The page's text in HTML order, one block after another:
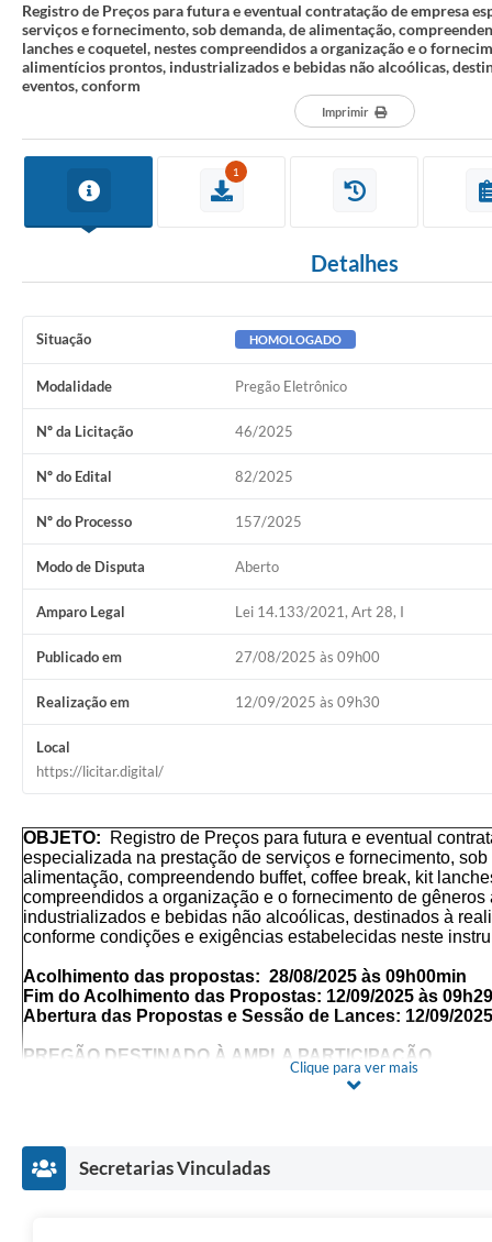
Registro de Preços para futura e eventual contratação de empresa
serviços e fornecimento, sob demanda, de alimentação,
lanches e coquetel, nestes compreendidos a organização e o
alimentícios prontos, industrializados e bebidas não alcoólicas,
eventos, conform
Imprimir
1
Detalhes
Situação HOMOLOGADO
Modalidade Pregão Eletrônico
Nº da Licitação 46/2025
Nº do Edital 82/2025
Nº do Processo 157/2025
Modo de Disputa Aberto
Amparo Legal Lei 14.133/2021, Art 28, I
Publicado em 27/08/2025 às 09h00
Realização em 12/09/2025 às 09h30
Local
https://licitar.digital/
OBJETO:
Registro de Preços para futura e eventual
especializada na prestação de serviços e fornecimento,
alimentação, compreendendo buffet, coffee break, kit
compreendidos a organização e o fornecimento de
industrializados e bebidas não alcoólicas, destinados à
conforme condições e exigências estabelecidas neste
Acolhimento das propostas: 28/08/2025 às 09h00min
Fim do Acolhimento das Propostas: 12/09/2025 às
Abertura das Propostas e Sessão de Lances: 12/09/
PREGÃO DESTINADO À AMPLA PARTICIPAÇÃO
PLATAFORMA LICITAR DIGITAL: 74548
MUDANÇAS NOS TERMOS
O encaminhamento das propostas deverá ser efetuado
Clique para ver mais
Secretarias Vinculadas